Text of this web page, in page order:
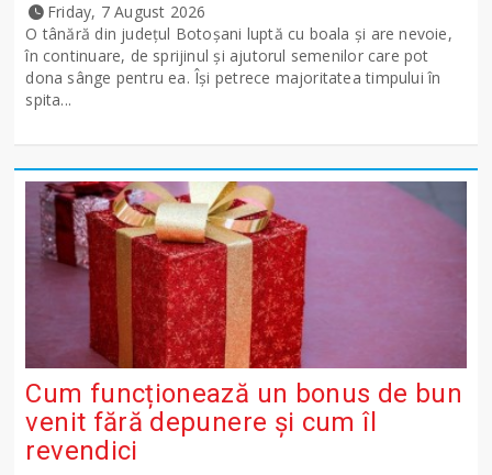
Friday, 7 August 2026
O tânără din județul Botoșani luptă cu boala și are nevoie,
în continuare, de sprijinul și ajutorul semenilor care pot
dona sânge pentru ea. Își petrece majoritatea timpului în
spita...
Cum funcționează un bonus de bun
venit fără depunere și cum îl
revendici